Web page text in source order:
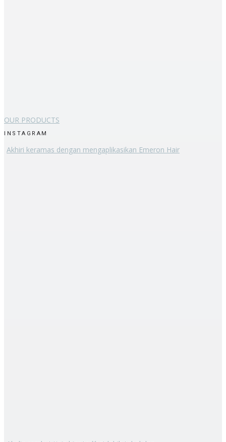
OUR PRODUCTS
INSTAGRAM
Akhiri keramas dengan mengaplikasikan Emeron Hair